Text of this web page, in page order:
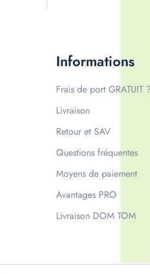
Informations
Frais de port GRATUIT ?
Livraison
Retour et SAV
Questions fréquentes
Moyens de paiement
Avantages PRO
Livraison DOM TOM